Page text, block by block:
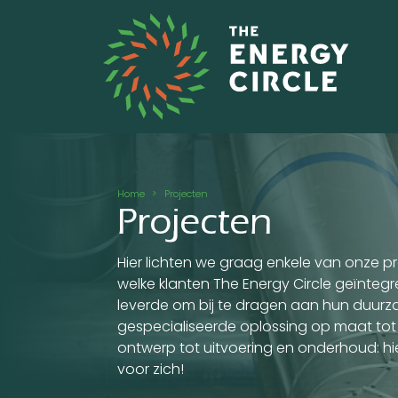
Overslaan en naar de inhoud gaan
Kruimelpad
Home Projecten
Projecten
Hier lichten we graag enkele van onze
welke klanten The Energy Circle
leverde om bij te dragen aan hun
gespecialiseerde oplossing op maat
ontwerp tot uitvoering en onderhoud:
voor zich!